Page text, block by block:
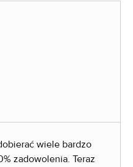
wiele bardzo
zadowolenia. Teraz